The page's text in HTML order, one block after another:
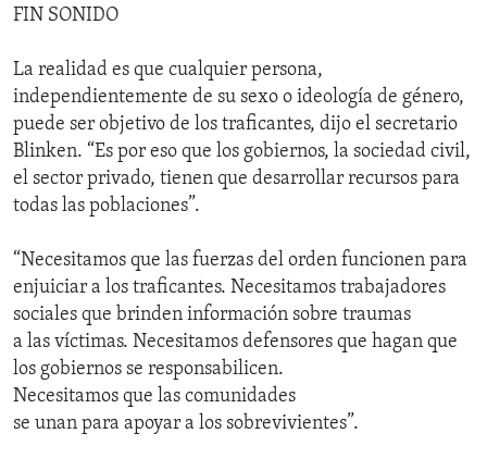
FIN SONIDO
La realidad es que cualquier persona,
independientemente de su sexo o ideología de género,
puede ser objetivo de los traficantes, dijo el secretario
Blinken. “Es por eso que los gobiernos, la sociedad civil,
el sector privado, tienen que desarrollar recursos para
todas las poblaciones”.
“Necesitamos que las fuerzas del orden funcionen para
enjuiciar a los traficantes. Necesitamos trabajadores
sociales que brinden información sobre traumas
a las víctimas. Necesitamos defensores que hagan que
los gobiernos se responsabilicen.
Necesitamos que las comunidades
se unan para apoyar a los sobrevivientes”.